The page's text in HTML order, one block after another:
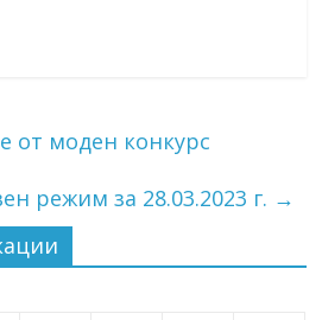
от моден конкурс
режим за 28.03.2023 г. →